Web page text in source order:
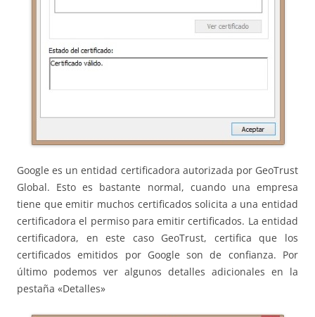
Google es un entidad certificadora autorizada por GeoTrust
Global. Esto es bastante normal, cuando una empresa
tiene que emitir muchos certificados solicita a una entidad
certificadora el permiso para emitir certificados. La entidad
certificadora, en este caso GeoTrust, certifica que los
certificados emitidos por Google son de confianza. Por
último podemos ver algunos detalles adicionales en la
pestaña «Detalles»